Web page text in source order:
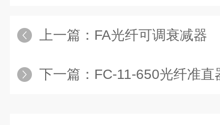
上一篇： FA光纤可调衰减器
下一篇： FC-11-650光纤准直